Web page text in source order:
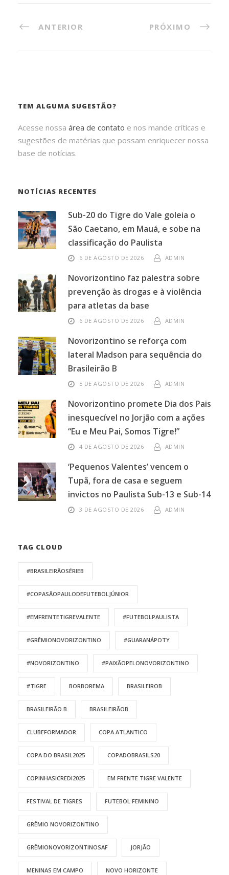
ANTERIOR PRÓXIMO
TEM ALGUMA SUGESTÃO?
Acesse nossa área de contato e nos mande críticas e
sugestões de matérias que possam enriquecer nossa
base de notícias.
NOTÍCIAS RECENTES
Sub-20 do Tigre do Vale goleia o
São Caetano, em Mauá, e sobe na
classificação do Paulista
6 DE AGOSTO DE 2026 ADMIN
Novorizontino faz palestra sobre
prevenção às drogas e à violência
para atletas da base
6 DE AGOSTO DE 2026 ADMIN
Novorizontino se reforça com
lateral Madson para sequência do
Brasileirão B
5 DE AGOSTO DE 2026 ADMIN
Novorizontino promete Dia dos Pais
inesquecível no Jorjão com a ações
“Eu e Meu Pai, Somos Tigre!”
4 DE AGOSTO DE 2026 ADMIN
‘Pequenos Valentes’ vencem o
Tupã, fora de casa e seguem
invictos no Paulista Sub-13 e Sub-14
3 DE AGOSTO DE 2026 ADMIN
TAG CLOUD
#BRASILEIRÃOSÉRIEB
#COPASÃOPAULODEFUTEBOLJÚNIOR
#EMFRENTETIGREVALENTE #FUTEBOLPAULISTA
#GRÊMIONOVORIZONTINO #GUARANÁPOTY
#NOVORIZONTINO #PAIXÃOPELONOVORIZONTINO
#TIGRE BORBOREMA BRASILEIROB
BRASILEIRÃO B BRASILEIRÃOB
CLUBEFORMADOR COPA ATLANTICO
COPA DO BRASIL2025 COPADOBRASILS20
COPINHASICREDI2025 EM FRENTE TIGRE VALENTE
FESTIVAL DE TIGRES FUTEBOL FEMININO
GRÊMIO NOVORIZONTINO
GRÊMIONOVORIZONTINOSAF JORJÃO
MENINAS EM CAMPO NOVO HORIZONTE